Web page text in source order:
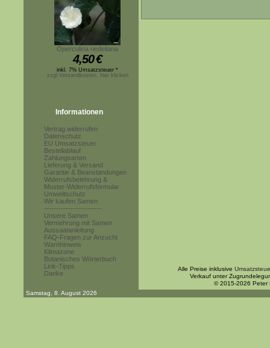
Operculina riedeliana
4,50€
inkl. 7% Umsatzsteuer *
zzgl.Versandkosten, hier klicken
Informationen
Vertrag widerrufen
Datenschutz
EU Umsatzsteuer
Bestellablauf
Zahlungsarten
Lieferung & Versand
Garantie & Beanstandungen
Widerrufsbelehrung &
Muster-Widerrufsformular
Umweltschutz
Wir kaufen Samen
------------------------
Unsere Samen
Vermehrung mit Samen
Aussaatanleitung
FAQ-Fragen zur Anzucht
Warnhinweis
Klimazone
Botanisches Wörterbuch
Link-Tipps
Danke
Alle Preise inklusive
Verkauf unter
© 2015-2026 Peter
Samstag, 8. August 2026